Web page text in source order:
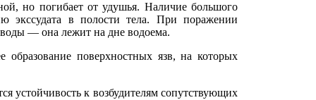
но погибает от удушья. Наличие большого
экссудата в полости тела. При поражении
воды — она лежит на дне водоема.
поверхностных язв, на которых
устойчивость к возбудителям сопутствующих